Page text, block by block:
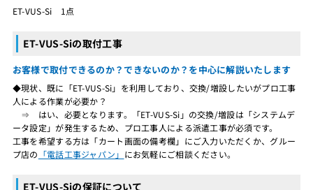
ET-VUS-Si 1点
ET-VUS-Siの取付工事
お客様で取付できるのか？できないのか？を中心に解説いたします
◆現状、既に「ET-VUS-Si」を利用しており、交換/増設したいがプロ工事
人による作業が必要か？
⇒ はい、必要となります。「ET-VUS-Si」の交換/増設は「システムデ
ータ設定」が発生するため、プロ工事人による派遣工事が必須です。
工事を希望する方は「カート画面の備考欄」にご入力いただくか、グルー
プ店の 「電話工事ジャパン」 にお気軽にご相談ください。
ET-VUS-Siの保証について